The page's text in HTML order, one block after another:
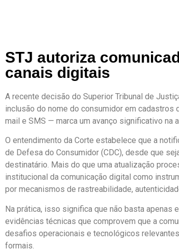
STJ autoriza
canais digitais
A recente decisão do Superior Tribunal de
inclusão do nome do consumidor em
mail e SMS — marca um avanço significativo na
O entendimento da Corte estabelece que a
de Defesa do Consumidor (CDC), desde que
destinatário. Mais do que uma atualização
institucional da comunicação digital como
por mecanismos de rastreabilidade,
Na prática, isso significa que não basta apenas
evidências técnicas que comprovem que a
desafios operacionais e tecnológicos
formais.